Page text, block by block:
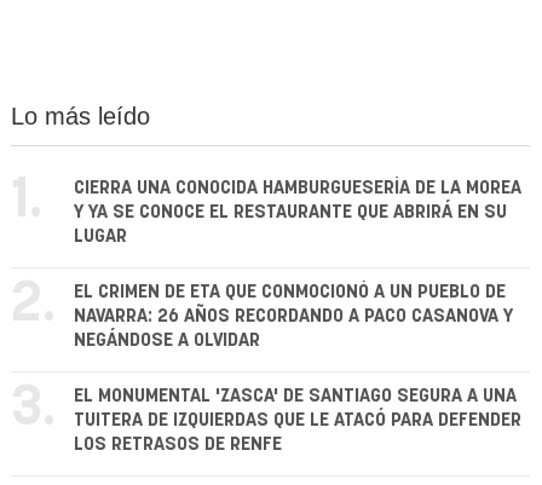
Lo más leído
1.
CIERRA UNA CONOCIDA HAMBURGUESERÍA DE LA MOREA
Y YA SE CONOCE EL RESTAURANTE QUE ABRIRÁ EN SU
LUGAR
2.
EL CRIMEN DE ETA QUE CONMOCIONÓ A UN PUEBLO DE
NAVARRA: 26 AÑOS RECORDANDO A PACO CASANOVA Y
NEGÁNDOSE A OLVIDAR
3.
EL MONUMENTAL 'ZASCA' DE SANTIAGO SEGURA A UNA
TUITERA DE IZQUIERDAS QUE LE ATACÓ PARA DEFENDER
LOS RETRASOS DE RENFE